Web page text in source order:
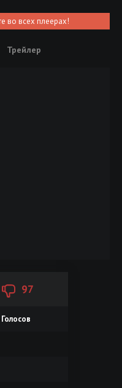
во всех плеерах!
Трейлер
97